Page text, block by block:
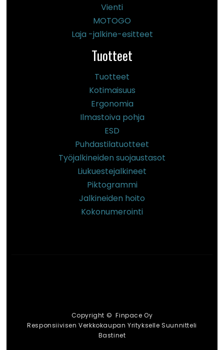
Vienti
MOTOGO
Laja -jalkine-esitteet
Tuotteet
Tuotteet
Kotimaisuus
Ergonomia
Ilmastoiva pohja
ESD
Puhdastilatuotteet
Työjalkineiden suojaustasot
Liukuestejalkineet
Piktogrammi
Jalkineiden hoito
Kokonumerointi
Copyright © Finpace Oy
Responsiivisen Verkkokaupan Yritykselle Suunnitteli
Bastinet